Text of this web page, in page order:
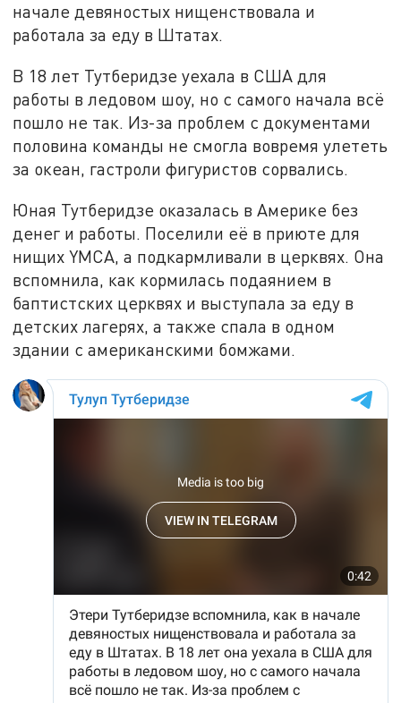
начале девяностых нищенствовала и
работала за еду в Штатах.
В 18 лет Тутберидзе уехала в США для
работы в ледовом шоу, но с самого начала всё
пошло не так. Из-за проблем с документами
половина команды не смогла вовремя улететь
за океан, гастроли фигуристов сорвались.
Юная Тутберидзе оказалась в Америке без
денег и работы. Поселили её в приюте для
нищих YMCA, а подкармливали в церквях. Она
вспомнила, как кормилась подаянием в
баптистских церквях и выступала за еду в
детских лагерях, а также спала в одном
здании с американскими бомжами.